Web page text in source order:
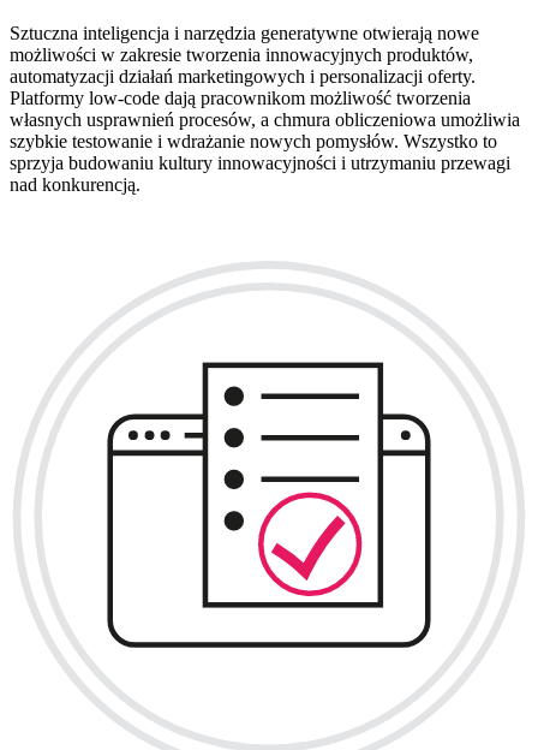
Sztuczna inteligencja i narzędzia generatywne otwierają nowe
możliwości w zakresie tworzenia innowacyjnych produktów,
automatyzacji działań marketingowych i personalizacji oferty.
Platformy low-code dają pracownikom możliwość tworzenia
własnych usprawnień procesów, a chmura obliczeniowa umożliwia
szybkie testowanie i wdrażanie nowych pomysłów. Wszystko to
sprzyja budowaniu kultury innowacyjności i utrzymaniu przewagi
nad konkurencją.